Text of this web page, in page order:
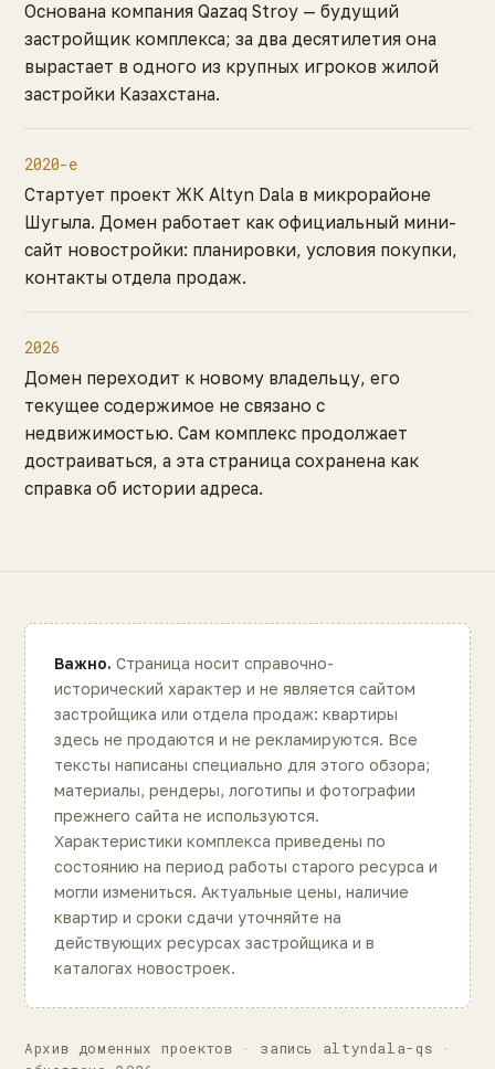
Основана компания Qazaq Stroy — будущий
застройщик комплекса; за два десятилетия она
вырастает в одного из крупных игроков жилой
застройки Казахстана.
2020-е
Стартует проект ЖК Altyn Dala в микрорайоне
Шугыла. Домен работает как официальный мини-
сайт новостройки: планировки, условия покупки,
контакты отдела продаж.
2026
Домен переходит к новому владельцу, его
текущее содержимое не связано с
недвижимостью. Сам комплекс продолжает
достраиваться, а эта страница сохранена как
справка об истории адреса.
Важно. Страница носит справочно-
исторический характер и не является сайтом
застройщика или отдела продаж: квартиры
здесь не продаются и не рекламируются. Все
тексты написаны специально для этого обзора;
материалы, рендеры, логотипы и фотографии
прежнего сайта не используются.
Характеристики комплекса приведены по
состоянию на период работы старого ресурса и
могли измениться. Актуальные цены, наличие
квартир и сроки сдачи уточняйте на
действующих ресурсах застройщика и в
каталогах новостроек.
Архив доменных проектов · запись altyndala-qs ·